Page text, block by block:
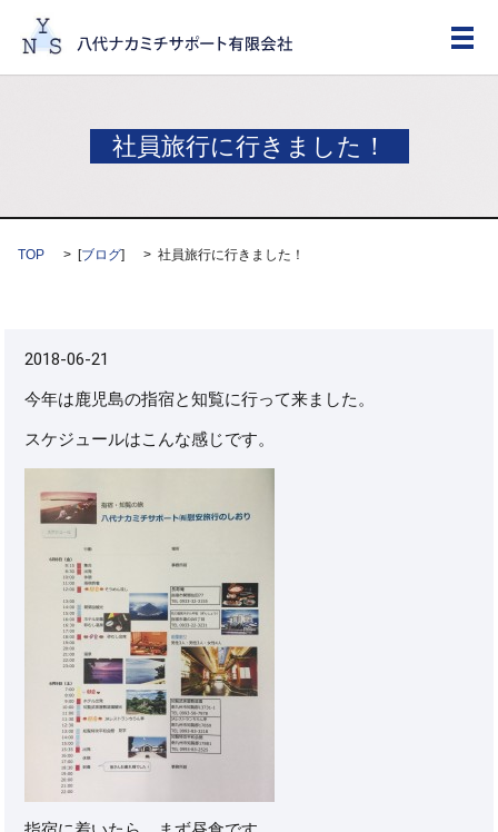
メ
社員旅行に行きました！
TOP [ブログ] 社員旅行に行きました！
2018-06-21
今年は鹿児島の指宿と知覧に行って来ました。
スケジュールはこんな感じです。